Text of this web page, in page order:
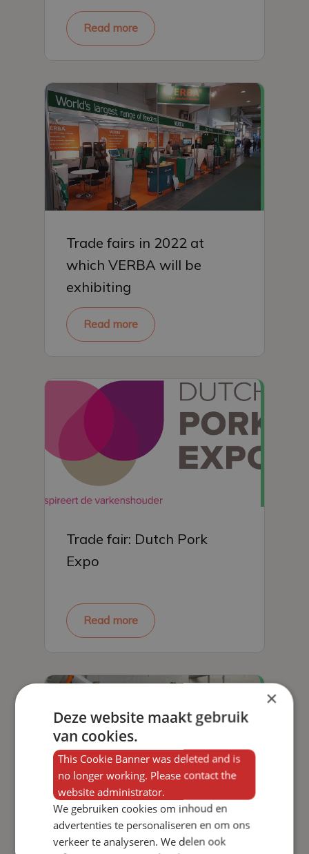
Read more
Trade fairs in 2022 at
which VERBA will be
exhibiting
Read more
Trade fair: Dutch Pork
Expo
Read more
Robot prints in 3D using
×
Deze website maakt gebruik
van cookies.
This Cookie Banner was deleted and is
no longer working. Please contact the
website administrator.
We gebruiken cookies om inhoud en
advertenties te personaliseren en om ons
verkeer te analyseren. We delen ook